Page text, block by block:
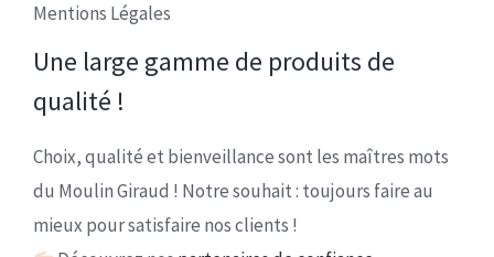
Mentions Légales
Une large gamme de produits de
qualité !
Choix, qualité et bienveillance sont les maîtres mots
du Moulin Giraud ! Notre souhait : toujours faire au
mieux pour satisfaire nos clients !